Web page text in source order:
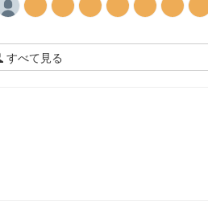
すべて見る